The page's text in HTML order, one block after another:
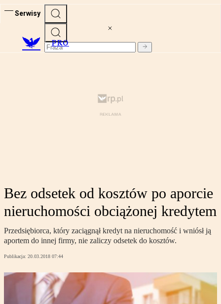
Serwisy
PRO
Bez odsetek od kosztów po aporcie
nieruchomości obciążonej kredytem
Przedsiębiorca, który zaciągnął kredyt na nieruchomość i wniósł ją
aportem do innej firmy, nie zaliczy odsetek do kosztów.
Publikacja: 20.03.2018 07:44